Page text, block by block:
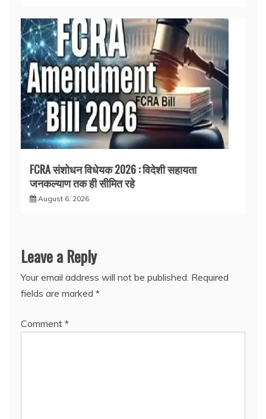
FCRA संशोधन विधेयक 2026 : विदेशी सहायता
जनकल्याण तक ही सीमित रहे
August 6, 2026
Leave a Reply
Your email address will not be published. Required
fields are marked *
Comment *